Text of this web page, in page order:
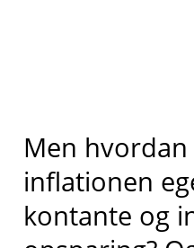
Men
inflationen
kontante og